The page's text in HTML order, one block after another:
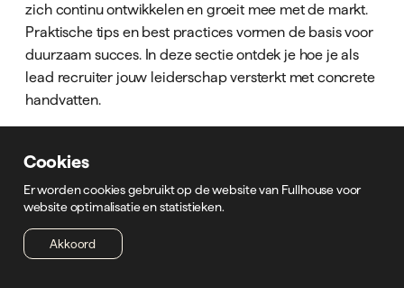
Cookies
Er worden cookies gebruikt op de website van Fullhouse voor
website optimalisatie en statistieken.
Akkoord
zich continu ontwikkelen en groeit mee met de markt.
Praktische tips en best practices vormen de basis voor
duurzaam succes. In deze sectie ontdek je hoe je als
lead recruiter jouw leiderschap versterkt met concrete
handvatten.
Voor een lead recruiter is levenslang leren essentieel.
Door deel te nemen aan vakgerichte congressen,
webinars en trainingen blijf je op de hoogte van de
nieuwste ontwikkelingen. Netwerken met vakgenoten